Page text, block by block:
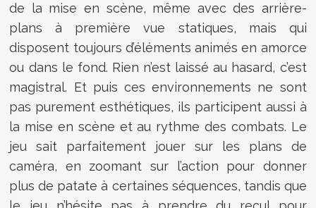
de la mise en scène, même avec des arrière-
plans à première vue statiques, mais qui
disposent toujours d’éléments animés en amorce
ou dans le fond. Rien n’est laissé au hasard, c’est
magistral. Et puis ces environnements ne sont
pas purement esthétiques, ils participent aussi à
la mise en scène et au rythme des combats. Le
jeu sait parfaitement jouer sur les plans de
caméra, en zoomant sur l’action pour donner
plus de patate à certaines séquences, tandis que